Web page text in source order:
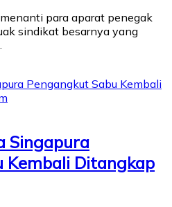
para aparat penegak
sindikat besarnya yang
Singapura
Kembali Ditangkap